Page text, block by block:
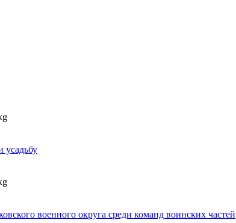
усадьбу
военного округа среди команд воинских частей